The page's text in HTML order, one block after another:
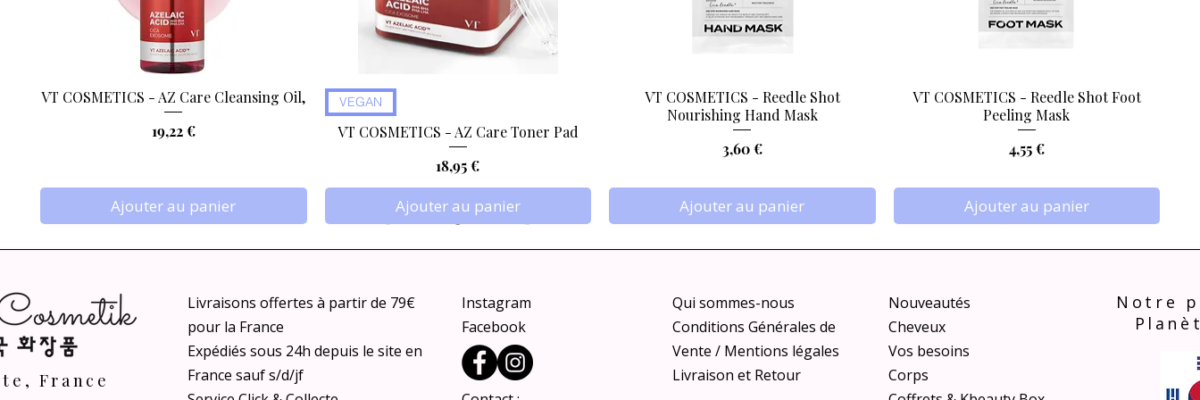
Aperçu rapide
VT COSMETICS - AZ Care Cleansing Oil,
Prix
19,22 €
Ajouter au panier
VEGAN
VT COSMETICS - AZ Care Toner Pad
Prix
18,95 €
Ajouter au panier
Aperçu rapide
VT COSMETICS - Reedle Shot
Nourishing Hand Mask
Prix
3,60 €
Ajouter au panier
Aperçu rapide
VT COSMETICS - Reedle Shot Foot
Peeling Mask
Prix
4,55 €
Ajouter au panier
France
Livraisons offertes à partir de 79€
pour la France
Expédiés sous 24h depuis le site en
France sauf s/d/jf
Instagram
Facebook
Qui sommes-nous
Conditions Générales de
Vente / Mentions légales
Livraison et Retour
Nouveautés
Cheveux
Vos besoins
Corps
Notre